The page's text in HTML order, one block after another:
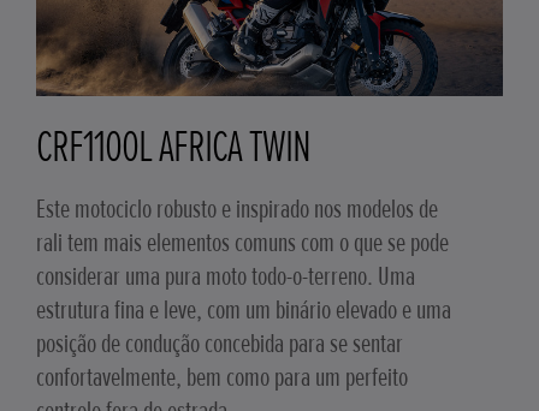
CRF1100L AFRICA TWIN
Este motociclo robusto e inspirado nos modelos de
rali tem mais elementos comuns com o que se pode
considerar uma pura moto todo-o-terreno. Uma
estrutura fina e leve, com um binário elevado e uma
posição de condução concebida para se sentar
confortavelmente, bem como para um perfeito